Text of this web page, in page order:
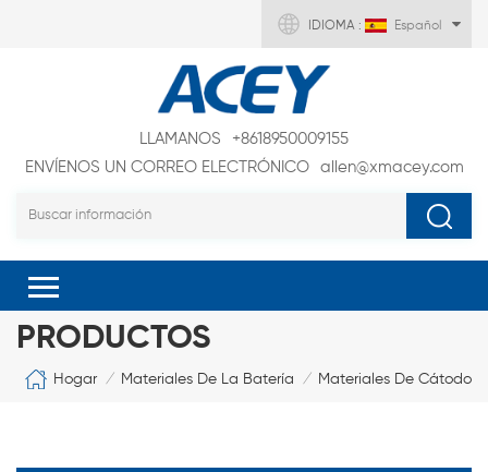
IDIOMA : Español
LLAMANOS
+8618950009155
ENVÍENOS UN CORREO ELECTRÓNICO
allen@xmacey.com
PRODUCTOS
Hogar / Materiales De La Batería / Materiales De Cátodo